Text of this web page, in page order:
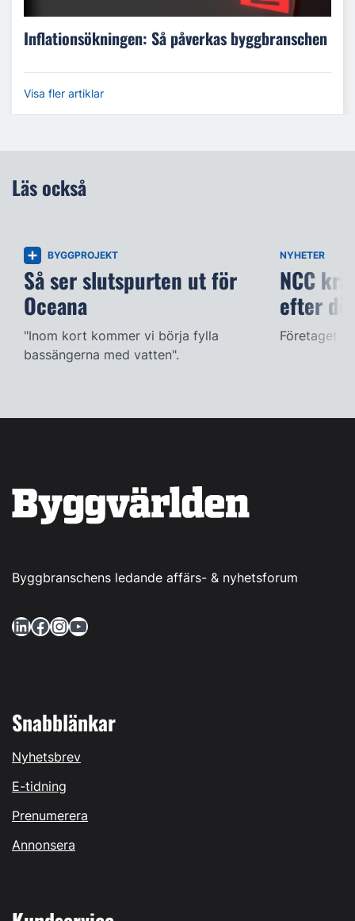
Inflationsökningen: Så påverkas byggbranschen
Visa fler artiklar
Läs också
BYGGPROJEKT
Så ser slutspurten ut för
Oceana
"Inom kort kommer vi börja fylla
bassängerna med vatten".
NYHETER
NCC
efter
Företaget
Byggbranschens ledande affärs- & nyhetsforum
LinkedIn Facebook InstagramYouTube
Snabblänkar
Nyhetsbrev
E-tidning
Prenumerera
Annonsera